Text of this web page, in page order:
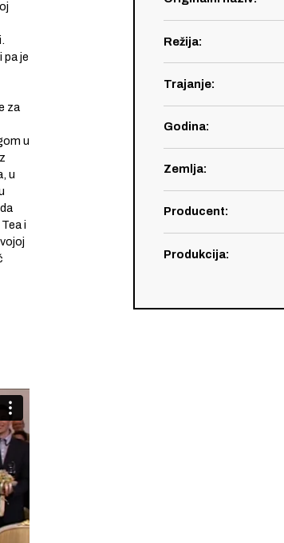
pa je
za
u
u
i
Režija:
Trajanje:
Godina:
Zemlja:
Producent:
Produkcija: